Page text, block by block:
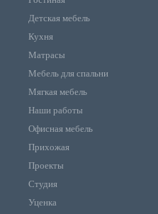
Детская мебель
Кухня
Матрасы
Мебель для спальни
Мягкая мебель
Наши работы
Офисная мебель
Прихожая
Проекты
Студия
Уценка